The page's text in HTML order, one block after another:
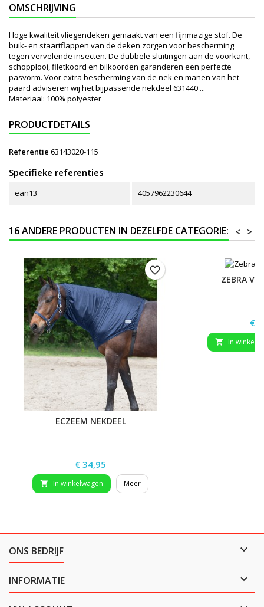
OMSCHRIJVING
Hoge kwaliteit vliegendeken gemaakt van een fijnmazige stof. De
buik- en staartflappen van de deken zorgen voor bescherming
tegen vervelende insecten. De dubbele sluitingen aan de voorkant,
schopplooi, filetkoord en bilkoorden garanderen een perfecte
pasvorm. Voor extra bescherming van de nek en manen van het
paard adviseren wij het bijpassende nekdeel 631440 ...
Materiaal: 100% polyester
PRODUCTDETAILS
Referentie 63143020-115
Specifieke referenties
ean13 4057962230644
16 ANDERE PRODUCTEN IN DEZELFDE CATEGORIE: >
<
ECZEEM NEKDEEL
Prijs
€ 34,95
 In winkelwagen Meer
favorite_border
ZEBRA
€
 In
ONS BEDRIJF 
INFORMATIE 